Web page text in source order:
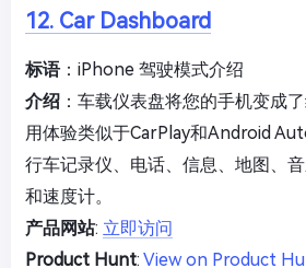
12. Car Dashboard
标语：iPhone 驾驶模式介绍
介绍 ：车载仪表盘将您的手机变成
用体验类似于CarPlay和Android
行车记录仪、电话、信息、地图、
和速度计。
产品网站: 立即访问
Product Hunt: View on Product